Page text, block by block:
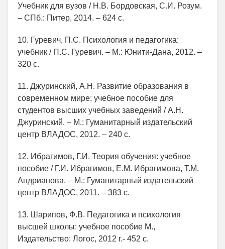
Учебник для вузов / Н.В. Бордовская, С.И. Розум.
– СПб.: Питер, 2014. – 624 с.
10. Гуревич, П.С. Психология и педагогика:
учебник / П.С. Гуревич. – М.: Юнити-Дана, 2012. –
320 с.
11. Джуринский, А.Н. Развитие образования в
современном мире: учебное пособие для
студентов высших учебных заведений / А.Н.
Джуринский. – М.: Гуманитарный издательский
центр ВЛАДОС, 2012. – 240 с.
12. Ибрагимов, Г.И. Теория обучения: учебное
пособие / Г.И. Ибрагимов, Е.М. Ибрагимова, Т.М.
Андрианова. – М.: Гуманитарный издательский
центр ВЛАДОС, 2011. – 383 с.
13. Шарипов, Ф.В. Педагогика и психология
высшей школы: учебное пособие М.,
Издательство: Логос, 2012 г.- 452 с.